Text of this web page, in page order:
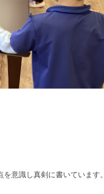
意識し真剣に書いています。